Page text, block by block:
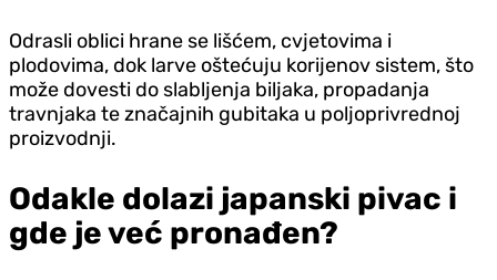
Odrasli oblici hrane se lišćem, cvjetovima i
plodovima, dok larve oštećuju korijenov sistem, što
može dovesti do slabljenja biljaka, propadanja
travnjaka te značajnih gubitaka u poljoprivrednoj
proizvodnji.
Odakle dolazi japanski pivac i
gde je već pronađen?